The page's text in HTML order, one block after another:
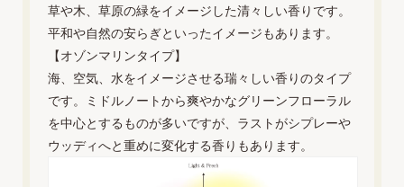
草や木、草原の緑をイメージした清々しい香りです。
平和や自然の安らぎといったイメージもあります。
【オゾンマリンタイプ】
海、空気、水をイメージさせる瑞々しい香りのタイプ
です。ミドルノートから爽やかなグリーンフローラル
を中心とするものが多いですが、ラストがシプレーや
ウッディへと重めに変化する香りもあります。